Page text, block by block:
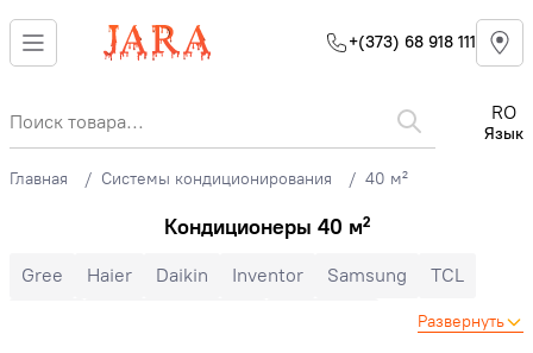
+(373) 68 918 111
RO
Язык
Главная Системы кондиционирования 40 м²
Кондиционеры 40 м²
Gree Haier Daikin Inventor Samsung
TCL
Развернуть